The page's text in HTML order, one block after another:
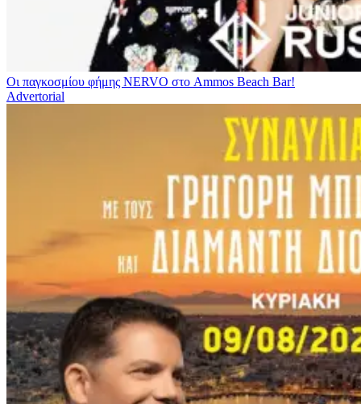
Οι παγκοσμίου φήμης NERVO στο Ammos Beach Bar!
Advertorial